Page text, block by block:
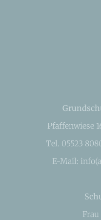
Pfaffenwiese
Tel. 05523
E-Mail: